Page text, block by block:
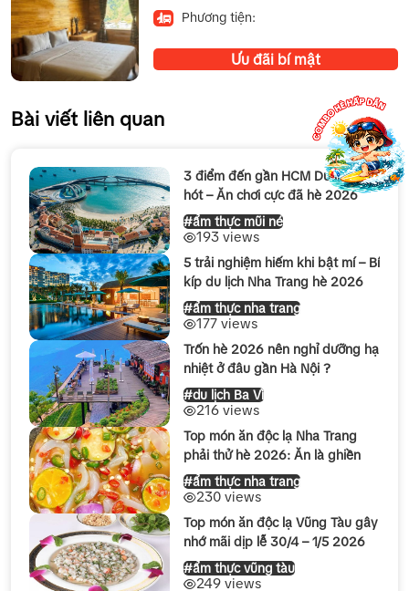
Phương tiện:
Ưu đãi bí mật
Bài viết liên quan
3 điểm đến gần HCM Du lịch cực
hót – Ăn chơi cực đã hè 2026
#ẩm thực mũi né
193 views
5 trải nghiệm hiếm khi bật mí – Bí
kíp du lịch Nha Trang hè 2026
#ẩm thực nha trang
177 views
Trốn hè 2026 nên nghỉ dưỡng hạ
nhiệt ở đâu gần Hà Nội ?
#du lịch Ba Vì
216 views
Top món ăn độc lạ Nha Trang
phải thử hè 2026: Ăn là ghiền
#ẩm thực nha trang
230 views
Top món ăn độc lạ Vũng Tàu gây
nhớ mãi dịp lễ 30/4 – 1/5 2026
#ẩm thực vũng tàu
249 views